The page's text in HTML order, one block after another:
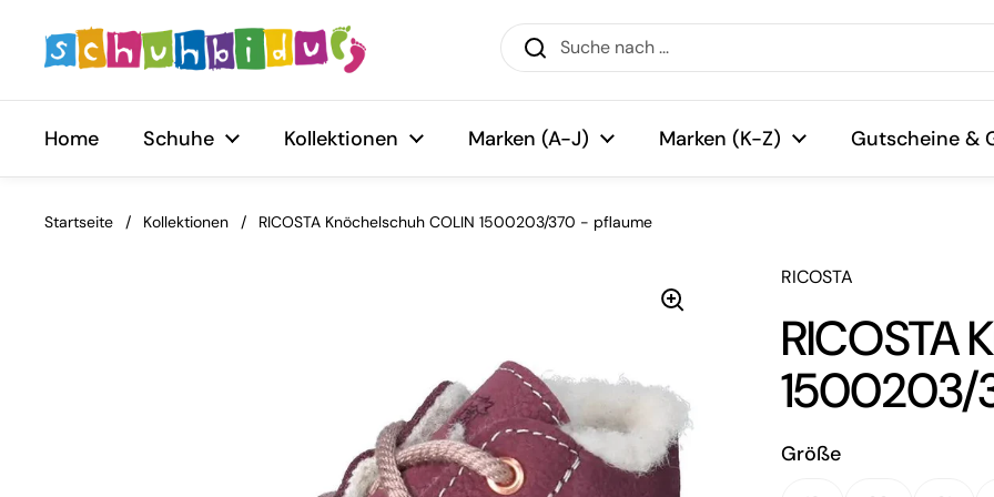
Home Schuhe Kollektionen Marken (A-J) Marken (K-Z) Gutscheine &
Startseite / Kollektionen / RICOSTA Knöchelschuh COLIN 1500203/370 - pflaume
RICOSTA
RICOSTA
1500203/
Größe